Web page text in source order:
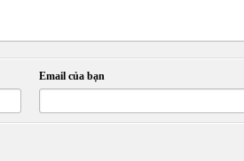
Email của bạn